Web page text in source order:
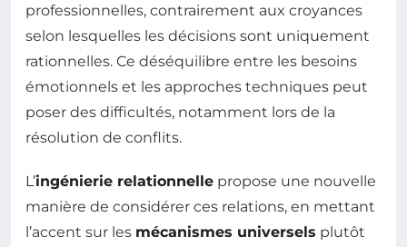
professionnelles, contrairement aux croyances
selon lesquelles les décisions sont uniquement
rationnelles. Ce déséquilibre entre les besoins
émotionnels et les approches techniques peut
poser des difficultés, notamment lors de la
résolution de conflits.
L’ingénierie relationnelle propose une nouvelle
manière de considérer ces relations, en mettant
l’accent sur les mécanismes universels plutôt